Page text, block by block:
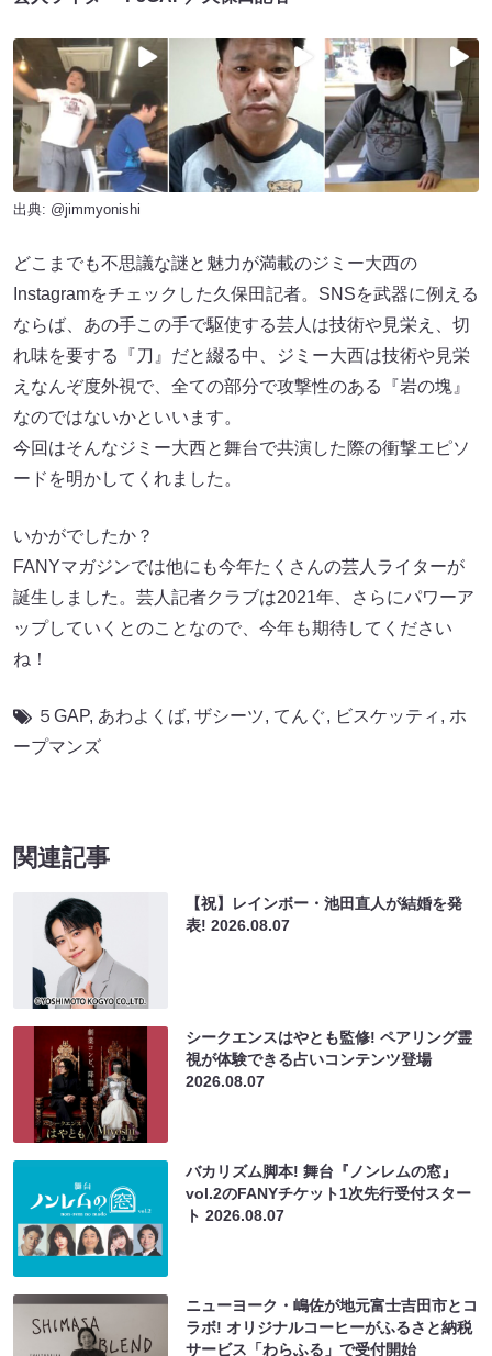
出典: @jimmyonishi
どこまでも不思議な謎と魅力が満載のジミー大西の
Instagramをチェックした久保田記者。SNSを武器に例える
ならば、あの手この手で駆使する芸人は技術や見栄え、切
れ味を要する『刀』だと綴る中、ジミー大西は技術や見栄
えなんぞ度外視で、全ての部分で攻撃性のある『岩の塊』
なのではないかといいます。
今回はそんなジミー大西と舞台で共演した際の衝撃エピソ
ードを明かしてくれました。
いかがでしたか？
FANYマガジンでは他にも今年たくさんの芸人ライターが
誕生しました。芸人記者クラブは2021年、さらにパワーア
ップしていくとのことなので、今年も期待してください
ね！
５GAP, あわよくば, ザシーツ, てんぐ, ビスケッティ , ホ
ープマンズ
関連記事
【祝】レインボー・池田直人が結婚を発
表!2026.08.07
シークエンスはやとも監修! ペアリング霊
視が体験できる占いコンテンツ登場
2026.08.07
バカリズム脚本! 舞台『ノンレムの窓』
vol.2のFANYチケット1次先行受付スター
ト2026.08.07
ニューヨーク・嶋佐が地元富士吉田市とコ
ラボ! オリジナルコーヒーがふるさと納税
サービス「わらふる」で受付開始